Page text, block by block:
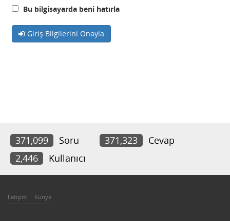
Bu bilgisayarda beni hatırla
Giriş Bilgilerini Onayla
371,099 Soru 371,323
Cevap
2,446
Kullanıcı
İletişim Künye